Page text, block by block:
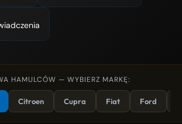
HAMULCÓW — WYBIERZ MARKĘ:
Citroen Cupra Fiat Ford